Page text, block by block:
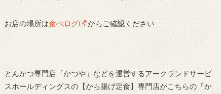
お店の場所は食べログ からご確認ください
とんかつ専門店「かつや」などを運営するアークランドサービ
スホールディングスの【から揚げ定食】専門店がこちらの「か